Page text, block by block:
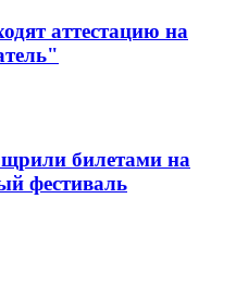
аттестацию на
билетами на
фестиваль